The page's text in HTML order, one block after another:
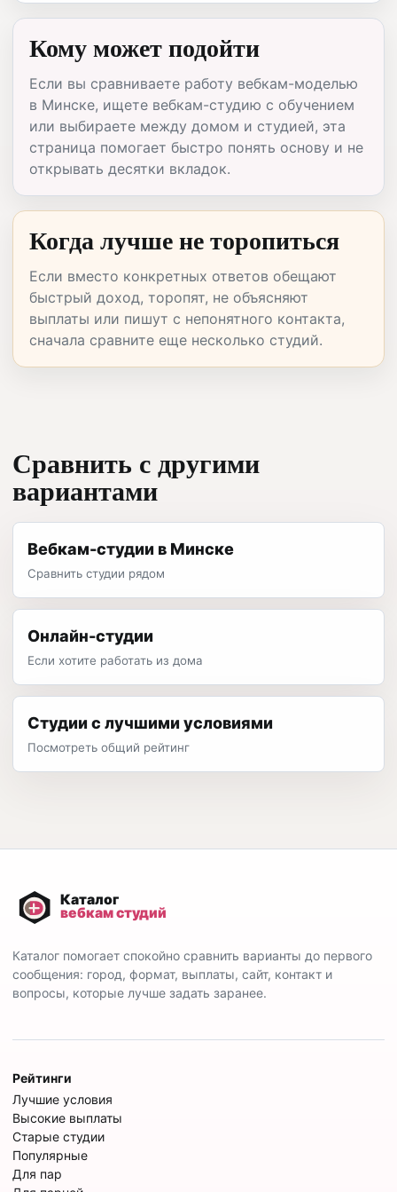
Кому может подойти
Если вы сравниваете работу вебкам-моделью
в Минске, ищете вебкам-студию с обучением
или выбираете между домом и студией, эта
страница помогает быстро понять основу и не
открывать десятки вкладок.
Когда лучше не торопиться
Если вместо конкретных ответов обещают
быстрый доход, торопят, не объясняют
выплаты или пишут с непонятного контакта,
сначала сравните еще несколько студий.
Сравнить с другими
вариантами
Вебкам-студии в Минске
Сравнить студии рядом
Онлайн-студии
Если хотите работать из дома
Студии с лучшими условиями
Посмотреть общий рейтинг
Каталог помогает спокойно сравнить варианты до первого
сообщения: город, формат, выплаты, сайт, контакт и
вопросы, которые лучше задать заранее.
Рейтинги
Лучшие условия
Высокие выплаты
Старые студии
Популярные
Для пар